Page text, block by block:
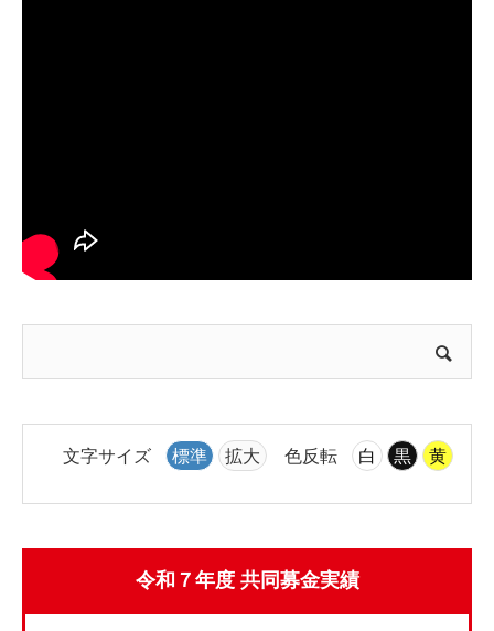
文字サイズ 標準 拡大 色反転 白 黒 黄
令和７年度 共同募金実績